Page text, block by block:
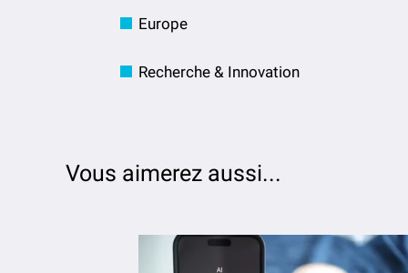
Europe
Recherche & Innovation
Vous aimerez aussi...